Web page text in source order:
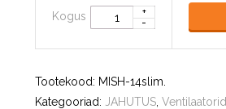
Kogus
Tootekood: MISH-14slim
Kategooriad: JAHUTUS ,Ventilaatorid